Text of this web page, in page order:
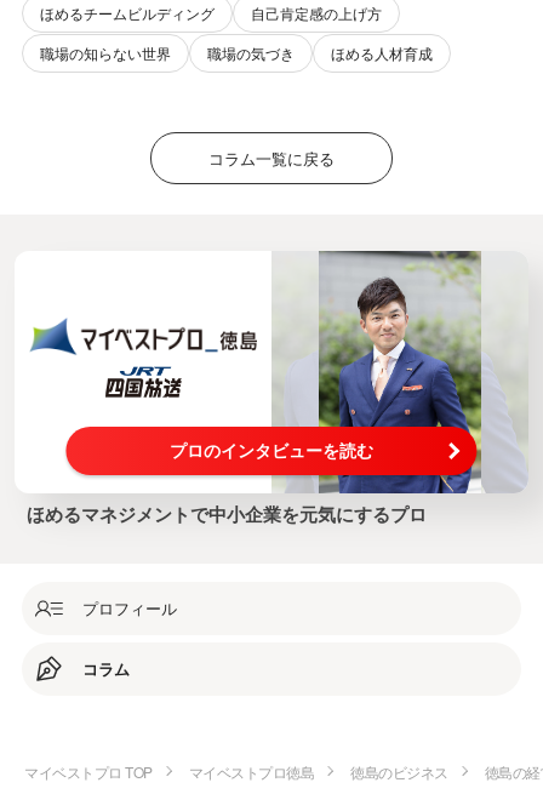
ほめるチームビルディング
自己肯定感の上げ方
職場の知らない世界
職場の気づき ほめる人材育成
コラム一覧に戻る
プロのインタビューを読む
ほめるマネジメントで中小企業を元気にするプロ
プロフィール
コラム
マイベストプロ TOP マイベストプロ徳島 徳島のビジネス 徳島の